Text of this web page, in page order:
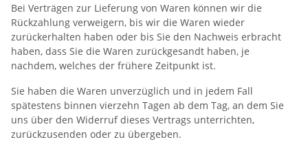
Bei Verträgen zur Lieferung von Waren können wir die
Rückzahlung verweigern, bis wir die Waren wieder
zurückerhalten haben oder bis Sie den Nachweis erbracht
haben, dass Sie die Waren zurückgesandt haben, je
nachdem, welches der frühere Zeitpunkt ist.
Sie haben die Waren unverzüglich und in jedem Fall
spätestens binnen vierzehn Tagen ab dem Tag, an dem Sie
uns über den Widerruf dieses Vertrags unterrichten,
zurückzusenden oder zu übergeben.